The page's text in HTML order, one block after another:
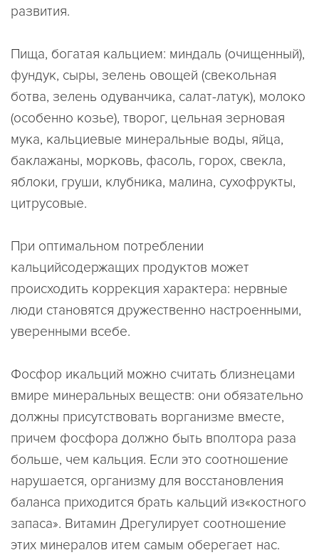
развития.
Пища, богатая кальцием: миндаль (очищенный),
фундук, сыры, зелень овощей (свекольная
ботва, зелень одуванчика, салат-латук), молоко
(особенно козье), творог, цельная зерновая
мука, кальциевые минеральные воды, яйца,
баклажаны, морковь, фасоль, горох, свекла,
яблоки, груши, клубника, малина, сухофрукты,
цитрусовые.
При оптимальном потреблении
кальцийсодержащих продуктов может
происходить коррекция характера: нервные
люди становятся дружественно настроенными,
уверенными всебе.
Фосфор икальций можно считать близнецами
вмире минеральных веществ: они обязательно
должны присутствовать ворганизме вместе,
причем фосфора должно быть вполтора раза
больше, чем кальция. Если это соотношение
нарушается, организму для восстановления
баланса приходится брать кальций из«костного
запаса». Витамин Дрегулирует соотношение
этих минералов итем самым оберегает нас.